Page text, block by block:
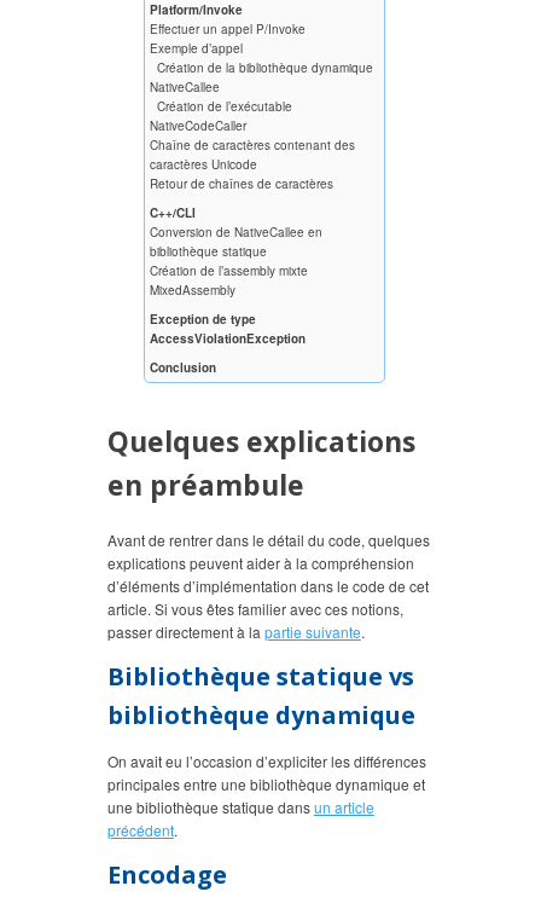
Platform/Invoke
Effectuer un appel P/Invoke
Exemple d’appel
Création de la bibliothèque dynamique
NativeCallee
Création de l’exécutable
NativeCodeCaller
Chaîne de caractères contenant des
caractères Unicode
Retour de chaînes de caractères
C++/CLI
Conversion de NativeCallee en
bibliothèque statique
Création de l’assembly mixte
MixedAssembly
Exception de type
AccessViolationException
Conclusion
Quelques explications
en préambule
Avant de rentrer dans le détail du code, quelques
explications peuvent aider à la compréhension
d’éléments d’implémentation dans le code de cet
article. Si vous êtes familier avec ces notions,
passer directement à la partie suivante.
Bibliothèque statique vs
bibliothèque dynamique
On avait eu l’occasion d’expliciter les différences
principales entre une bibliothèque dynamique et
une bibliothèque statique dansun article
précédent.
Encodage